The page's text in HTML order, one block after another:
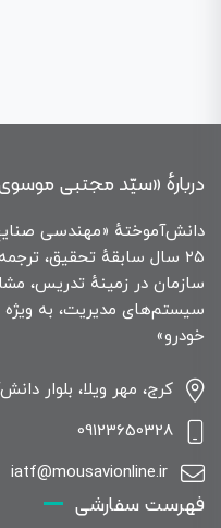
دربارهٔ «سیّد مجتبی
دانش‌آموختهٔ «مهندسی
۲۵ سال سابقهٔ تحقیق،
سازمان در زمینهٔ تدریس،
سیستم‌های مدیریت، به ویژه
خودرو»
کرج، مهر ویلا، بلوار
09123650328
iatf@mousavionline.ir
فهرست سفارشی